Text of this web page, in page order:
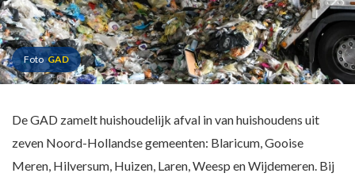
Foto GAD
De GAD zamelt huishoudelijk afval in van huishoudens uit
zeven Noord-Hollandse gemeenten: Blaricum, Gooise
Meren, Hilversum, Huizen, Laren, Weesp en Wijdemeren. Bij